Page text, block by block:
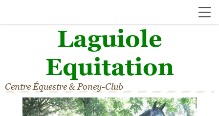
Laguiole
Equitation
Centre Équestre & Poney-Club